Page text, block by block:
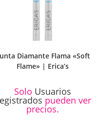
Diamante Flama «Soft
Flame» | Erica’s
Solo Usuarios
pueden ver
precios.